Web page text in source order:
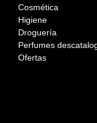
Cosmética
Higiene
Droguería
Perfumes
Ofertas